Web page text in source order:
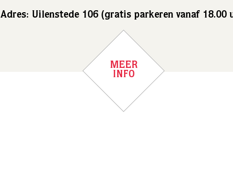
Adres: Uilenstede 106 (gratis parkeren vanaf 18.00
MEER
INFO